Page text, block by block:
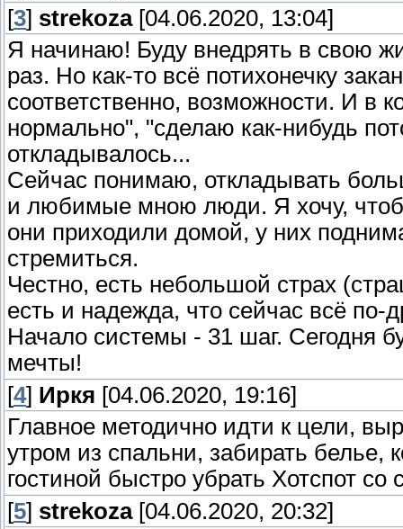
[3] strekoza[04.06.2020, 13:04]
Я начинаю! Буду внедрять в свою
раз. Но как-то всё потихонечку
соответственно, возможности. И в
нормально", "сделаю как-нибудь
откладывалось...
Сейчас понимаю, откладывать
и любимые мною люди. Я хочу,
они приходили домой, у них
стремиться.
Честно, есть небольшой страх
есть и надежда, что сейчас всё по-
Начало системы - 31 шаг. Сегодня
мечты!
[4] Иркя [04.06.2020, 19:16]
Главное методично идти к цели,
утром из спальни, забирать белье,
гостиной быстро убрать Хотспот со
[5] strekoza[04.06.2020, 20:32]